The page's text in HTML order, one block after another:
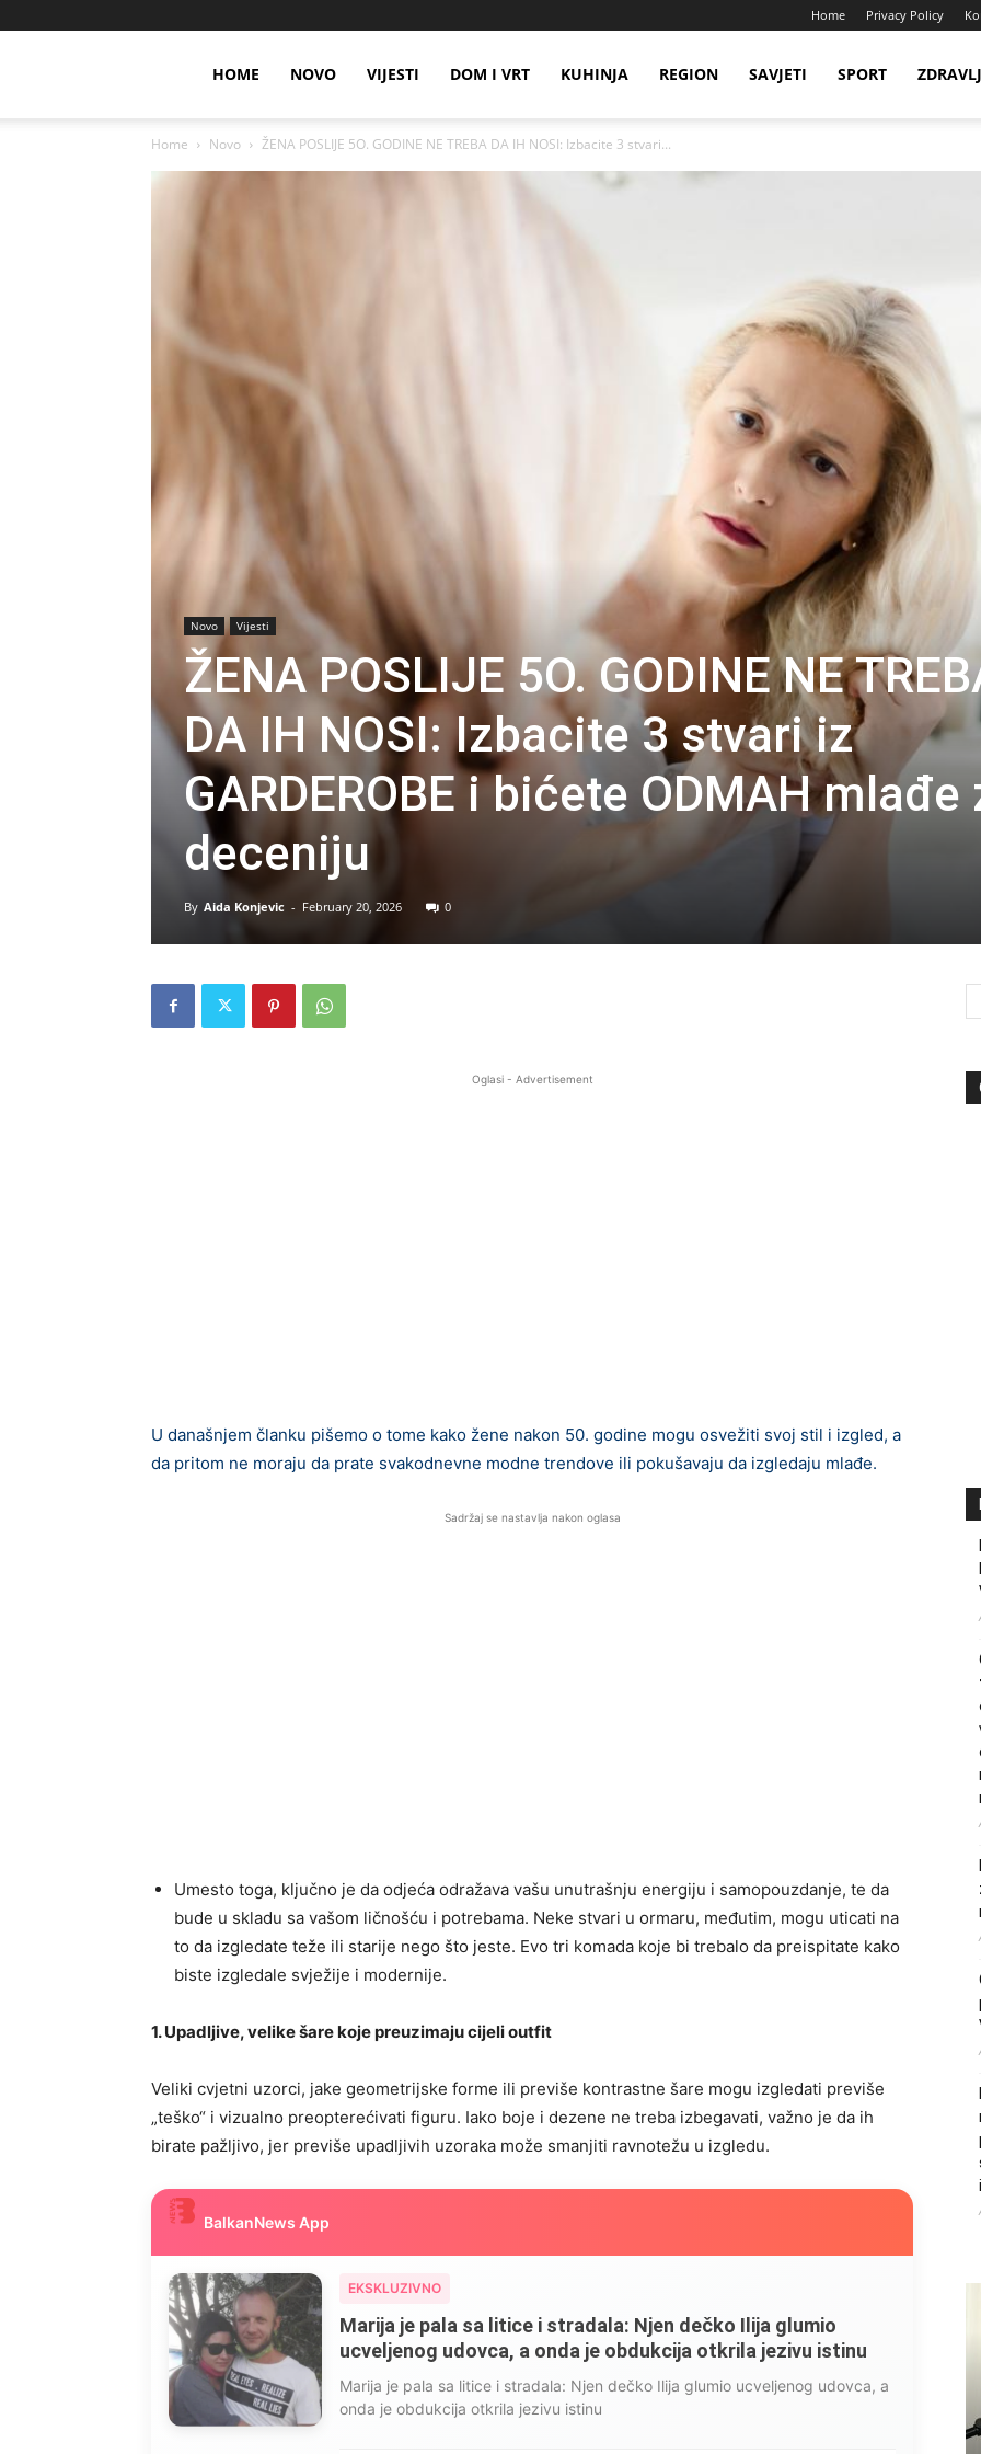
Home Privacy Policy
HOME NOVO VIJESTI DOM I VRT KUHINJA REGION SAVJETI SPORT
Home Novo ŽENA POSLIJE 5O. GODINE NE TREBA DA IH NOSI: Izbacite 3 stvari...
Novo Vijesti
ŽENA POSLIJE 5O. GODINE NE
DA IH NOSI: Izbacite 3 stvari iz
GARDEROBE i bićete ODMAH mlađe
deceniju
By Aida Konjevic - February 20, 2026 0
Oglasi - Advertisement
U današnjem članku pišemo o tome kako žene nakon 50. godine mogu osvežiti svoj stil i izgled, a
da pritom ne moraju da prate svakodnevne modne trendove ili pokušavaju da izgledaju mlađe.
Sadržaj se nastavlja nakon oglasa
Umesto toga, ključno je da odjeća odražava vašu unutrašnju energiju i samopouzdanje, te da
bude u skladu sa vašom ličnošću i potrebama. Neke stvari u ormaru, međutim, mogu uticati na
to da izgledate teže ili starije nego što jeste. Evo tri komada koje bi trebalo da preispitate kako
biste izgledale svježije i modernije.
1. Upadljive, velike šare koje preuzimaju cijeli outfit
Veliki cvjetni uzorci, jake geometrijske forme ili previše kontrastne šare mogu izgledati previše
„teško“ i vizualno preopterećivati figuru. Iako boje i dezene ne treba izbegavati, važno je da ih
birate pažljivo, jer previše upadljivih uzoraka može smanjiti ravnotežu u izgledu.
BalkanNews App
EKSKLUZIVNO
Marija je pala sa litice i stradala: Njen dečko Ilija glumio
ucveljenog udovca, a onda je obdukcija otkrila jezivu istinu
Marija je pala sa litice i stradala: Njen dečko Ilija glumio ucveljenog udovca, a
onda je obdukcija otkrila jezivu istinu